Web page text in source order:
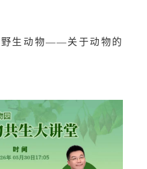
野生动物——关于动物的